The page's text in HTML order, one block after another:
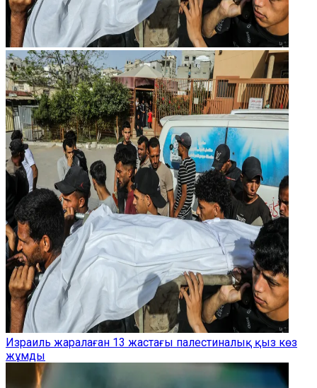
Израиль жаралаған 13 жастағы палестиналық қыз көз
жұмды